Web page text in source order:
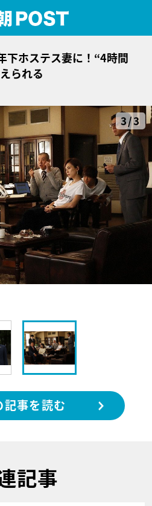
下ホステス妻に！“4時間
られる
3/3
記事を読む
記事